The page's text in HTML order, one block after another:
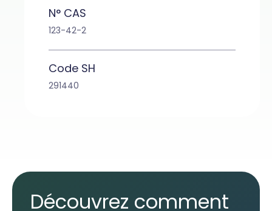
N° CAS
123-42-2
Code SH
291440
Découvrez comment